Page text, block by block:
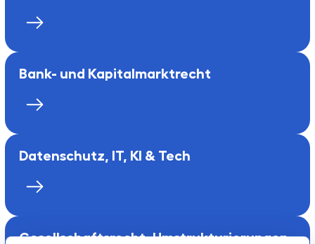
Bank- und Kapital­markt­recht
Daten­schutz, IT, KI & Tech
Gesellschafts­recht, Umstruk­turierungen